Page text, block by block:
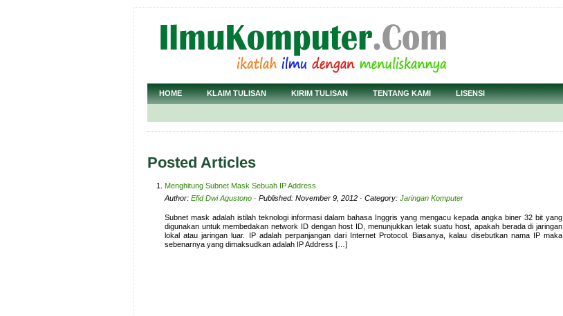
HOME KLAIM TULISAN KIRIM TULISAN TENTANG KAMI LISENSI
Posted Articles
Menghitung Subnet Mask Sebuah IP Address
Author: Efid Dwi Agustono · Published: November 9, 2012 · Category: Jaringan Komputer
Subnet mask adalah istilah teknologi informasi dalam bahasa Inggris yang mengacu kepada angka biner 32 bit yang
digunakan untuk membedakan network ID dengan host ID, menunjukkan letak suatu host, apakah berada di jaringan
lokal atau jaringan luar. IP adalah perpanjangan dari Internet Protocol. Biasanya, kalau disebutkan nama IP maka
sebenarnya yang dimaksudkan adalah IP Address […]